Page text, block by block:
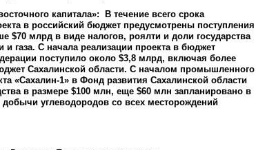
капитала»: В течение всего срока
в российский бюджет предусмотрены поступления
$70 млрд в виде налогов, роялти и доли государства
газа. С начала реализации проекта в бюджет
поступило около $3,8 млрд, включая более
Сахалинской области. С началом промышленного
«Сахалин-1» в Фонд развития Сахалинской области
в размере $100 млн, еще $60 млн запланировано в
добычи углеводородов со всех месторождений